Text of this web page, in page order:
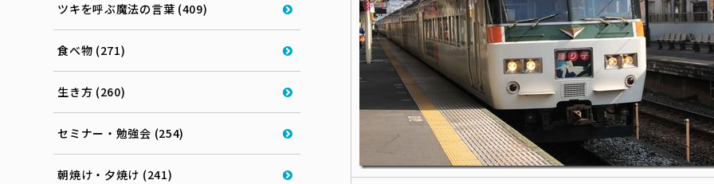
ツキを呼ぶ魔法の言葉 (409)
食べ物 (271)
生き方 (260)
セミナー・勉強会 (254)
朝焼け・夕焼け (241)